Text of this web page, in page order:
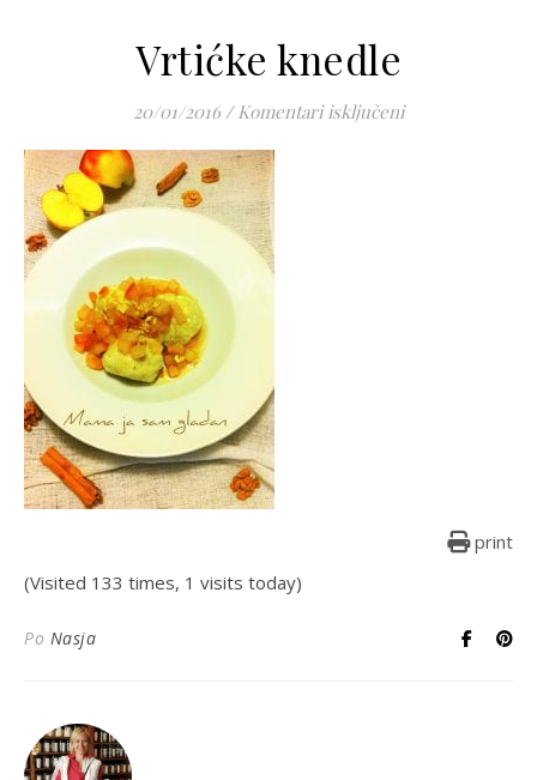
Vrtićke knedle
20/01/2016 / Komentari isključeniza Vrtićke
print
(Visited 133 times, 1 visits today)
Po Nasja